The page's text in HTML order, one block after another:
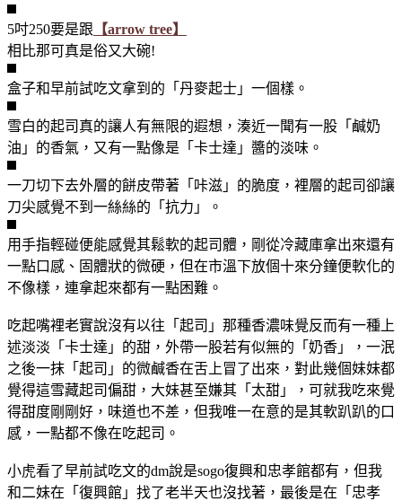
5吋250要是跟 【arrow tree】
相比那可真是俗又大碗!
盒子和早前試吃文拿到的「丹麥起士」一個樣。
雪白的起司真的讓人有無限的遐想，湊近一聞有一股「鹹奶
油」的香氣，又有一點像是「卡士達」醬的淡味。
一刀切下去外層的餅皮帶著「咔滋」的脆度，裡層的起司卻讓
刀尖感覺不到一絲絲的「抗力」。
用手指輕碰便能感覺其鬆軟的起司體，剛從冷藏庫拿出來還有
一點口感、固體狀的微硬，但在市溫下放個十來分鐘便軟化的
不像樣，連拿起來都有一點困難。
吃起嘴裡老實說沒有以往「起司」那種香濃味覺反而有一種上
述淡淡「卡士達」的甜，外帶一股若有似無的「奶香」，一泯
之後一抹「起司」的微鹹香在舌上冒了出來，對此幾個妹妹都
覺得這雪藏起司偏甜，大妹甚至嫌其「太甜」，可就我吃來覺
得甜度剛剛好，味道也不差，但我唯一在意的是其軟趴趴的口
感，一點都不像在吃起司。
小虎看了早前試吃文的dm說是sogo復興和忠孝館都有，但我
和二妹在「復興館」找了老半天也沒找著，最後是在「忠孝